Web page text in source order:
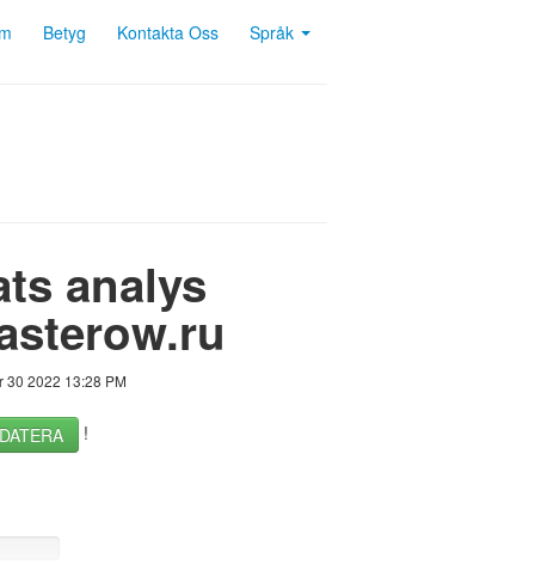
Betyg Kontakta Oss Språk
analys
30 2022 13:28 PM
!